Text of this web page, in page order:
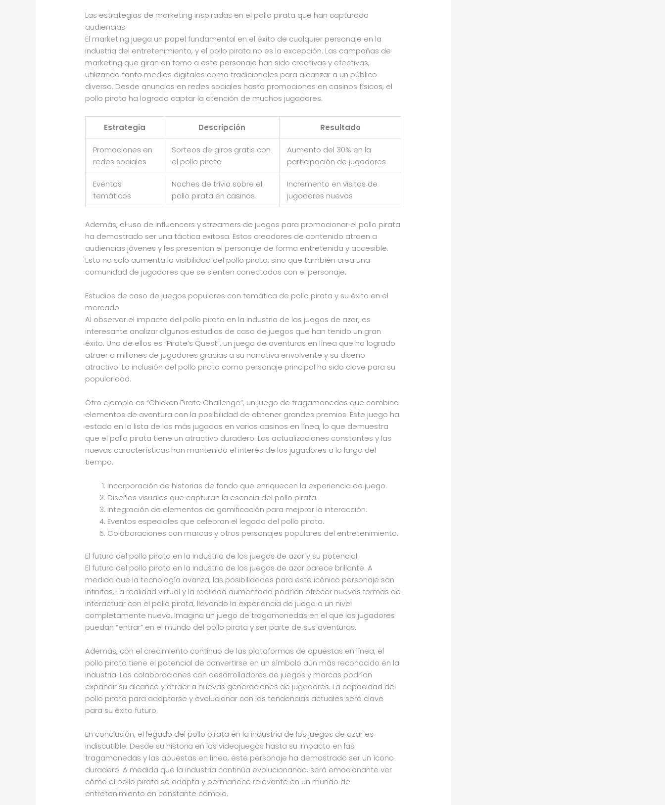
Las estrategias de marketing inspiradas en el pollo pirata que han capturado
audiencias
El marketing juega un papel fundamental en el éxito de cualquier personaje en la
industria del entretenimiento, y el pollo pirata no es la excepción. Las campañas de
marketing que giran en torno a este personaje han sido creativas y efectivas,
utilizando tanto medios digitales como tradicionales para alcanzar a un público
diverso. Desde anuncios en redes sociales hasta promociones en casinos físicos, el
pollo pirata ha logrado captar la atención de muchos jugadores.
Estrategia Descripción Resultado
Promociones en
redes sociales
Sorteos de giros gratis con
el pollo pirata
Aumento del 30% en la
participación de jugadores
Eventos
temáticos
Noches de trivia sobre el
pollo pirata en casinos
Incremento en visitas de
jugadores nuevos
Además, el uso de influencers y streamers de juegos para promocionar el pollo pirata
ha demostrado ser una táctica exitosa. Estos creadores de contenido atraen a
audiencias jóvenes y les presentan el personaje de forma entretenida y accesible.
Esto no solo aumenta la visibilidad del pollo pirata, sino que también crea una
comunidad de jugadores que se sienten conectados con el personaje.
Estudios de caso de juegos populares con temática de pollo pirata y su éxito en el
mercado
Al observar el impacto del pollo pirata en la industria de los juegos de azar, es
interesante analizar algunos estudios de caso de juegos que han tenido un gran
éxito. Uno de ellos es “Pirate’s Quest”, un juego de aventuras en línea que ha logrado
atraer a millones de jugadores gracias a su narrativa envolvente y su diseño
atractivo. La inclusión del pollo pirata como personaje principal ha sido clave para su
popularidad.
Otro ejemplo es “Chicken Pirate Challenge”, un juego de tragamonedas que combina
elementos de aventura con la posibilidad de obtener grandes premios. Este juego ha
estado en la lista de los más jugados en varios casinos en línea, lo que demuestra
que el pollo pirata tiene un atractivo duradero. Las actualizaciones constantes y las
nuevas características han mantenido el interés de los jugadores a lo largo del
tiempo.
Incorporación de historias de fondo que enriquecen la experiencia de juego.
Diseños visuales que capturan la esencia del pollo pirata.
Integración de elementos de gamificación para mejorar la interacción.
Eventos especiales que celebran el legado del pollo pirata.
Colaboraciones con marcas y otros personajes populares del entretenimiento.
El futuro del pollo pirata en la industria de los juegos de azar y su potencial
El futuro del pollo pirata en la industria de los juegos de azar parece brillante. A
medida que la tecnología avanza, las posibilidades para este icónico personaje son
infinitas. La realidad virtual y la realidad aumentada podrían ofrecer nuevas formas de
interactuar con el pollo pirata, llevando la experiencia de juego a un nivel
completamente nuevo. Imagina un juego de tragamonedas en el que los jugadores
puedan “entrar” en el mundo del pollo pirata y ser parte de sus aventuras.
Además, con el crecimiento continuo de las plataformas de apuestas en línea, el
pollo pirata tiene el potencial de convertirse en un símbolo aún más reconocido en la
industria. Las colaboraciones con desarrolladores de juegos y marcas podrían
expandir su alcance y atraer a nuevas generaciones de jugadores. La capacidad del
pollo pirata para adaptarse y evolucionar con las tendencias actuales será clave
para su éxito futuro.
En conclusión, el legado del pollo pirata en la industria de los juegos de azar es
indiscutible. Desde su historia en los videojuegos hasta su impacto en las
tragamonedas y las apuestas en línea, este personaje ha demostrado ser un ícono
duradero. A medida que la industria continúa evolucionando, será emocionante ver
cómo el pollo pirata se adapta y permanece relevante en un mundo de
entretenimiento en constante cambio.